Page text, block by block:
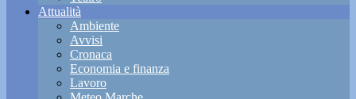
Attualità
Ambiente
Avvisi
Cronaca
Economia e finanza
Lavoro